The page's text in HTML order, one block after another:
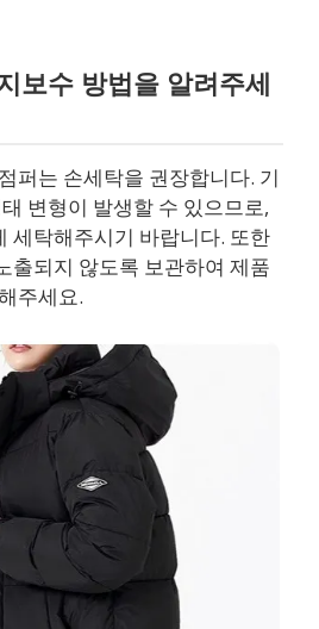
보수 방법을 알려주세
퍼는 손세탁을 권장합니다. 기
변형이 발생할 수 있으므로,
세탁해주시기 바랍니다. 또한
출되지 않도록 보관하여 제품
주세요.